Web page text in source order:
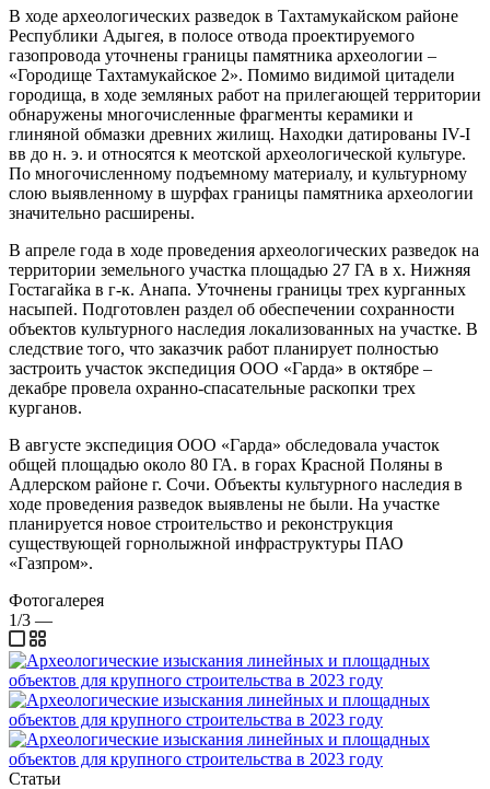
В ходе археологических разведок в Тахтамукайском районе
Республики Адыгея, в полосе отвода проектируемого
газопровода уточнены границы памятника археологии –
«Городище Тахтамукайское 2». Помимо видимой цитадели
городища, в ходе земляных работ на прилегающей территории
обнаружены многочисленные фрагменты керамики и
глиняной обмазки древних жилищ. Находки датированы IV-I
вв до н. э. и относятся к меотской археологической культуре.
По многочисленному подъемному материалу, и культурному
слою выявленному в шурфах границы памятника археологии
значительно расширены.
В апреле года в ходе проведения археологических разведок на
территории земельного участка площадью 27 ГА в х. Нижняя
Гостагайка в г-к. Анапа. Уточнены границы трех курганных
насыпей. Подготовлен раздел об обеспечении сохранности
объектов культурного наследия локализованных на участке. В
следствие того, что заказчик работ планирует полностью
застроить участок экспедиция ООО «Гарда» в октябре –
декабре провела охранно-спасательные раскопки трех
курганов.
В августе экспедиция ООО «Гарда» обследовала участок
общей площадью около 80 ГА. в горах Красной Поляны в
Адлерском районе г. Сочи. Объекты культурного наследия в
ходе проведения разведок выявлены не были. На участке
планируется новое строительство и реконструкция
существующей горнолыжной инфраструктуры ПАО
«Газпром».
Фотогалерея
1/3 —
Статьи